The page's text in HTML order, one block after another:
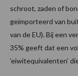
schroot, zaden of
geïmporteerd van
van de EU). Bij een
35% geeft dat een
‘eiwitequivalenten’